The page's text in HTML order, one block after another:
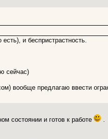
и беспристрастность.
сейчас)
вообще предлагаю ввести
состоянии и готов к работе
.